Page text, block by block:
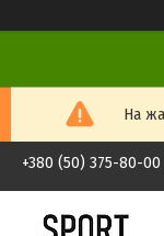
На
+380 (50) 375-80-00